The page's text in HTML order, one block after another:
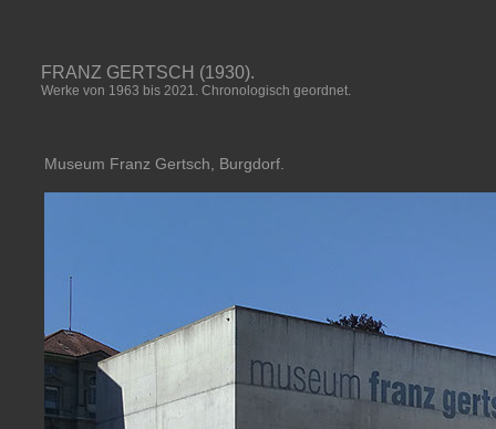
FRANZ GERTSCH (1930).
Werke von 1963 bis 2021. Chronologisch geordnet.
Museum Franz Gertsch, Burgdorf.